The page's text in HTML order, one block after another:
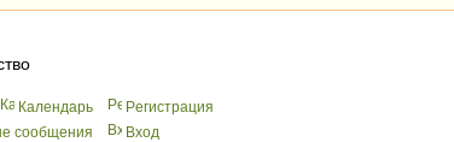
Календарь
Peгиcтрaция
сообщения
Вхoд